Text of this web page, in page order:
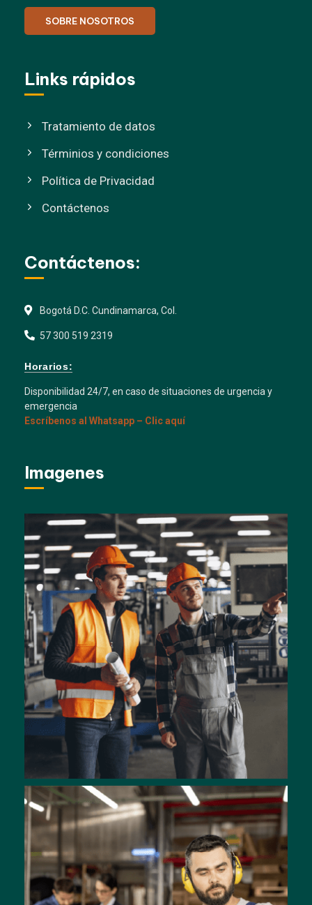
SOBRE NOSOTROS
Links rápidos
Tratamiento de datos
Términios y condiciones
Política de Privacidad
Contáctenos
Contáctenos:
Bogotá D.C. Cundinamarca, Col.
57 300 519 2319
Horarios:
Disponibilidad 24/7, en caso de situaciones de urgencia y
emergencia
Escríbenos al Whatsapp – Clic aquí
Imagenes